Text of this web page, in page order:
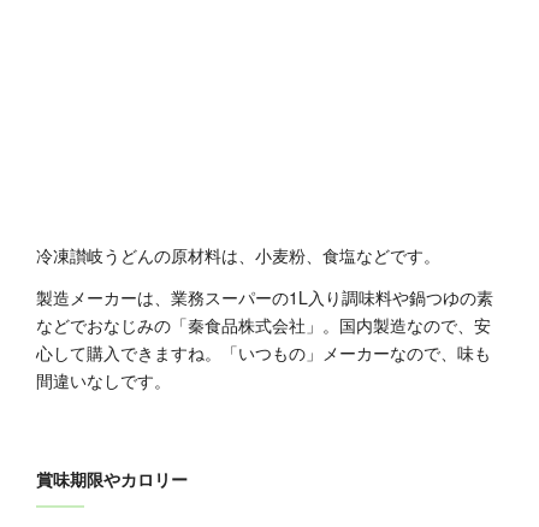
冷凍讃岐うどんの原材料は、小麦粉、食塩などです。
製造メーカーは、業務スーパーの1L入り調味料や鍋つゆの素
などでおなじみの「秦食品株式会社」。国内製造なので、安
心して購入できますね。「いつもの」メーカーなので、味も
間違いなしです。
賞味期限やカロリー